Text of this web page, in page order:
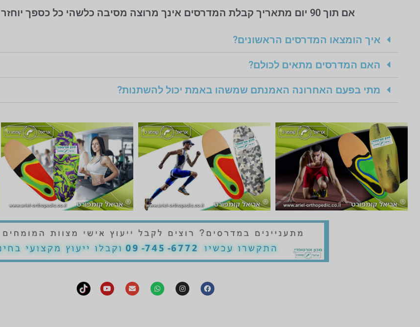
אם תוך 90 יום מתאריך קבלת המדרסים אינך מרוצה מסיבה כלשהי כל כספך יוחזר לך בלי שאלות כלל!
איך הומצאו המדרסים הראשונים?
האם המדרסים מתאים לכולם?
מתי בפעם האחרונה האמנתם שמשהו באמת יכול להשתנות?